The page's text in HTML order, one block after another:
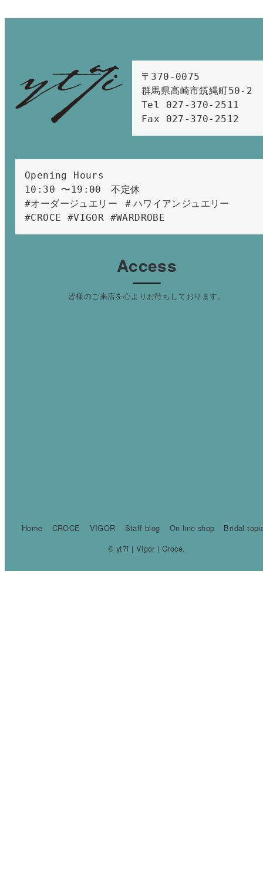
〒370-0075
群馬県高崎市筑縄町50-2
Tel 027-370-2511
Fax 027-370-2512
Opening Hours
10:30 〜19:00　不定休
#オーダージュエリー ＃ハワイアンジュエリー
#CROCE #VIGOR #WARDROBE
Access
皆様のご来店を心よりお待ちしております。
Home CROCE VIGOR Staff blog On line shop
Bridal
© yt7i | Vigor | Croce.